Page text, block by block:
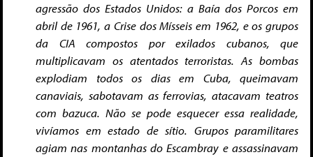
agressão dos Estados Unidos: a Baía dos Porcos em
abril de 1961, a Crise dos Mísseis em 1962, e os grupos
da CIA compostos por exilados cubanos, que
multiplicavam os atentados terroristas. As bombas
explodiam todos os dias em Cuba, queimavam
canaviais, sabotavam as ferrovias, atacavam teatros
com bazuca. Não se pode esquecer essa realidade,
vivíamos em estado de sítio. Grupos paramilitares
agiam nas montanhas do Escambray e assassinavam